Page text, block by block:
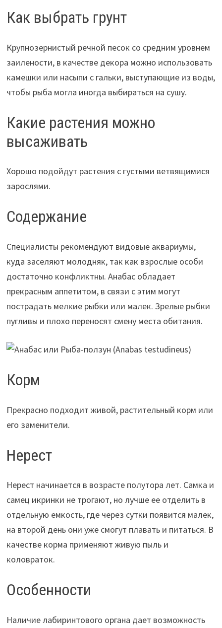
Как выбрать грунт
Крупнозернистый речной песок со средним уровнем
заилености, в качестве декора можно использовать
камешки или насыпи с гальки, выступающие из воды,
чтобы рыба могла иногда выбираться на сушу.
Какие растения можно
высаживать
Хорошо подойдут растения с густыми ветвящимися
зарослями.
Содержание
Специалисты рекомендуют видовые аквариумы,
куда заселяют молодняк, так как взрослые особи
достаточно конфликтны. Анабас обладает
прекрасным аппетитом, в связи с этим могут
пострадать мелкие рыбки или малек. Зрелые рыбки
пугливы и плохо переносят смену места обитания.
Корм
Прекрасно подходит живой, растительный корм или
его заменители.
Нерест
Нерест начинается в возрасте полутора лет. Самка и
самец икринки не трогают, но лучше ее отделить в
отдельную емкость, где через сутки появится малек,
на второй день они уже смогут плавать и питаться. В
качестве корма применяют живую пыль и
коловраток.
Особенности
Наличие лабиринтового органа дает возможность